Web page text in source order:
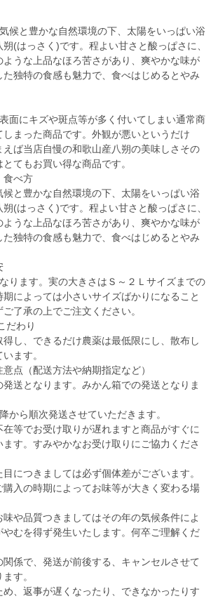
候と豊かな自然環境の下、太陽をいっぱい浴
(はっさく)です。程よい甘さと酸っぱさに、
ような上品なほろ苦さがあり、爽やかな味が
独特の食感も魅力で、食べはじめるとやみ
面にキズや斑点等が多く付いてしまい通常商
まった商品です。外観が悪いというだけ
えば当店自慢の和歌山産八朔の美味しさその
てもお買い得な商品です。
食べ方
と豊かな自然環境の下、太陽をいっぱい浴
(はっさく)です。程よい甘さと酸っぱさに、
ような上品なほろ苦さがあり、爽やかな味が
独特の食感も魅力で、食べはじめるとやみ
ります。実の大きさはＳ～２Ｌサイズまでの
によっては小さいサイズばかりになること
了承の上でご注文ください。
だわり
し、できるだけ農薬は最低限にし、散布し
ます。
点（配送方法や納期指定など）
送となります。みかん箱での発送となりま
から順次発送させていただきます。
等でお受け取りが遅れますと商品がすぐに
す。すみやかなお受け取りにご協力くださ
につきましては必ず個体差がございます。
入の時期によってお味等が大きく変わる場
や品質つきましてはその年の気候条件によ
やむを得ず発生いたします。何卒ご理解くだ
関係で、発送が前後する、キャンセルさせて
す。
め、返事が遅くなったり、できなかったりす